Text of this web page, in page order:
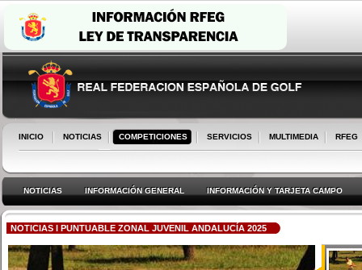
INICIO NOTICIAS COMPETICIONES SERVICIOS MULTIMEDIA RFEG
NOTICIAS INFORMACIÓN GENERAL INFORMACIÓN Y TARJETA CAMPO
NOTICIAS I PUNTUABLE ZONAL JUVENIL ANDALUCÍA 2025